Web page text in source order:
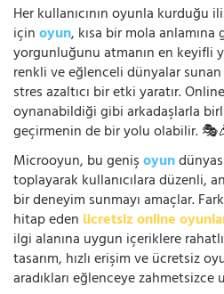
Her kullanıcının oyunla kurduğu
içinoyun, kısa bir mola
yorgunluğunu atmanın en keyifli
renkli ve eğlenceli dünyalar
stres azaltıcı bir etki yaratır.
oynanabildiği gibi arkadaşlarla
geçirmenin de bir yolu olabilir.
Microoyun, bu genişoyun
toplayarak kullanıcılara düzenli,
bir deneyim sunmayı amaçlar.
hitap eden ücretsiz online
ilgi alanına uygun içeriklere
tasarım, hızlı erişim ve ücretsiz
aradıkları eğlenceye zahmetsizce